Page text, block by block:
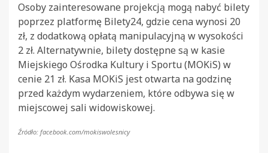
Osoby zainteresowane projekcją mogą nabyć bilety
poprzez platformę Bilety24, gdzie cena wynosi 20
zł, z dodatkową opłatą manipulacyjną w wysokości
2 zł. Alternatywnie, bilety dostępne są w kasie
Miejskiego Ośrodka Kultury i Sportu (MOKiS) w
cenie 21 zł. Kasa MOKiS jest otwarta na godzinę
przed każdym wydarzeniem, które odbywa się w
miejscowej sali widowiskowej.
Źródło: facebook.com/mokiswolesnicy